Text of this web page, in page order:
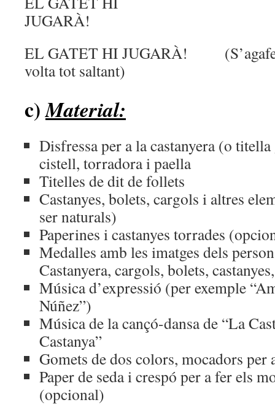
EL GATET HI JUGARÀ! (S’agafen
volta tot saltant)
c)Material:
Disfressa per a la castanyera (o
cistell, torradora i paella
Titelles de dit de follets
Castanyes, bolets, cargols i altres
ser naturals)
Paperines i castanyes torrades
Medalles amb les imatges dels
Castanyera, cargols, bolets,
Música d’expressió (per exemple
Núñez”)
Música de la cançó-dansa de “La
Castanya”
Gomets de dos colors, mocadors per
Paper de seda i crespó per a fer els
(opcional)